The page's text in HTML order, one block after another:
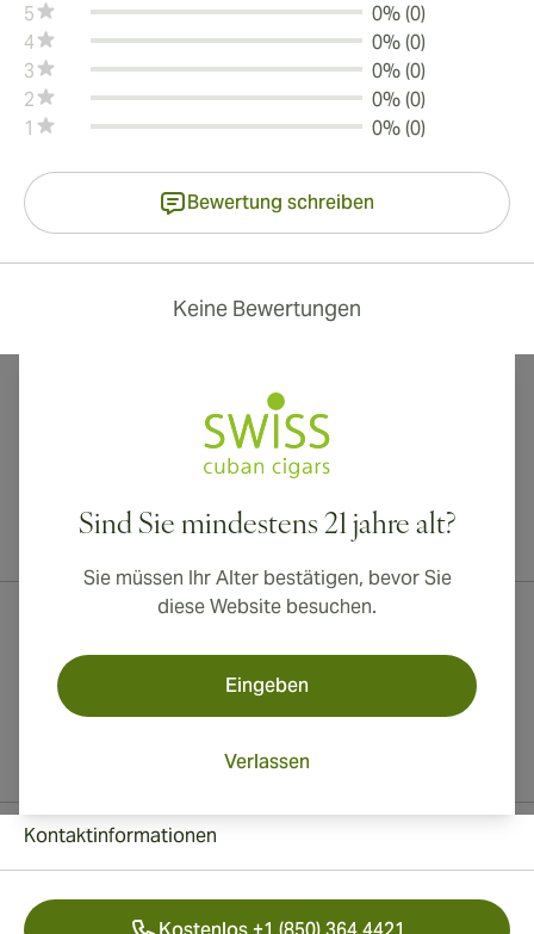
5
0% (0)
4
0% (0)
3
0% (0)
2
0% (0)
1
0% (0)
Bewertung schreiben
Keine Bewertungen
Sind Sie mindestens 21 jahre alt?
Sie müssen Ihr Alter bestätigen, bevor Sie
diese Website besuchen.
Eingeben
Verlassen
Internationaler Versand nach Kanada, Vereinigtes Königreich und
Kontaktinformationen